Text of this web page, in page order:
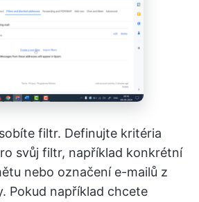
filtr. Definujte kritéria
svůj filtr, například konkrétní
nebo označení e-mailů z
Pokud například chcete